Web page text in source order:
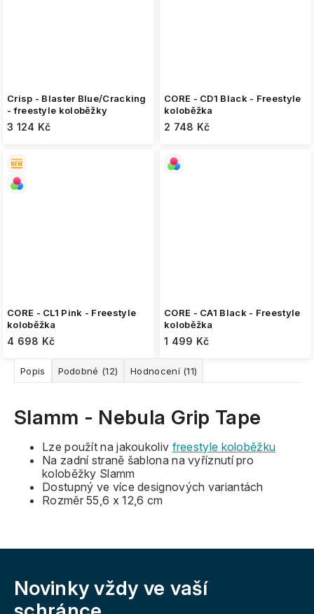
Crisp - Blaster Blue/Cracking
- freestyle koloběžky
3 124 Kč
CORE - CD1 Black - Freestyle
koloběžka
2 748 Kč
CORE - CL1 Pink - Freestyle
koloběžka
4 698 Kč
CORE - CA1 Black - Freestyle
koloběžka
1 499 Kč
Popis Podobné (12) Hodnocení (11)
Slamm - Nebula Grip Tape
Lze použít na jakoukoliv freestyle koloběžku
Na zadní straně šablona na vyříznutí pro
koloběžky Slamm
Dostupný ve více designových variantách
Rozměr 55,6 x 12,6 cm
Novinky vždy ve vaší